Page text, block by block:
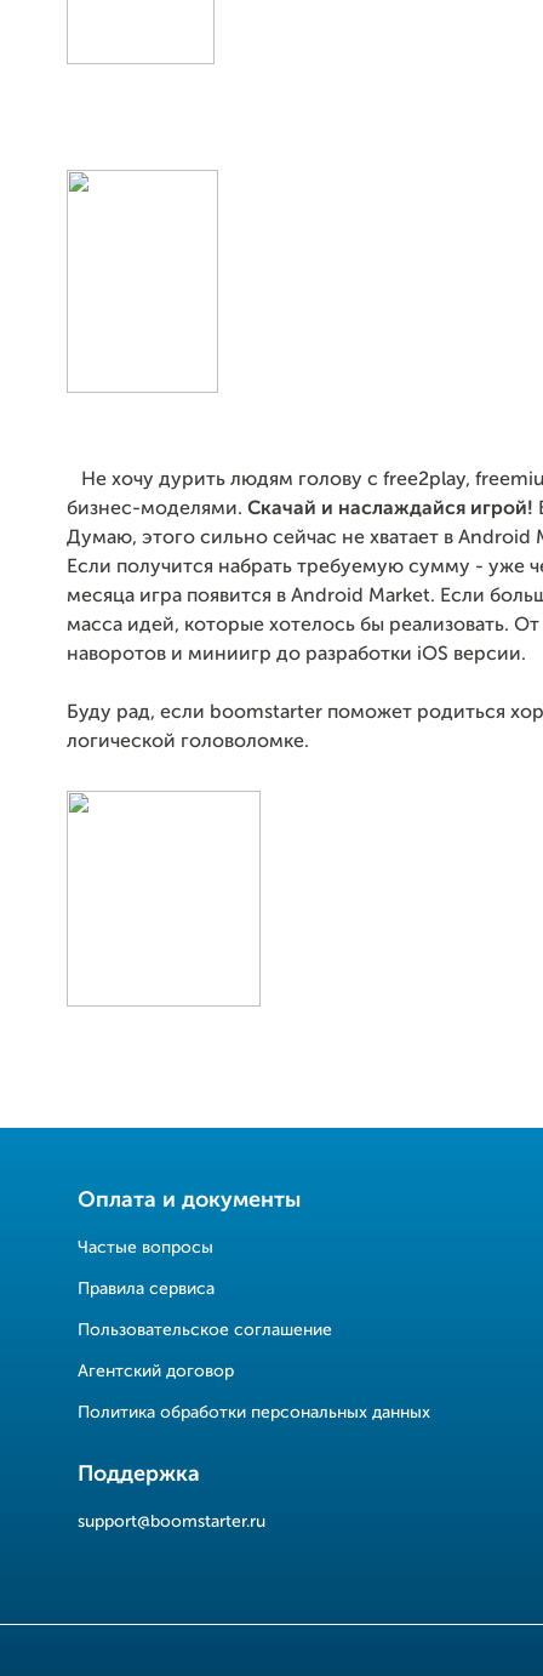
Не хочу дурить людям голову с free2play,
бизнес-моделями. Скачай и наслаждайся игрой!
Думаю, этого сильно сейчас не хватает в Android
Если получится набрать требуемую сумму - уже
месяца игра появится в Android Market. Если
масса идей, которые хотелось бы реализовать. От
наворотов и миниигр до разработки iOS версии.
Буду рад, если boomstarter поможет родиться
логической головоломке.
Оплата и документы
Частые вопросы
Правила сервиса
Пользовательское соглашение
Агентский договор
Политика обработки персональных данных
Поддержка
support@boomstarter.ru